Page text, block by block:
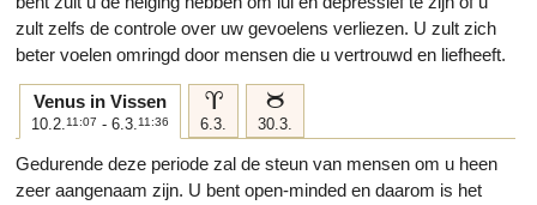
zult zelfs de controle over uw gevoelens verliezen. U zult zich
beter voelen omringd door mensen die u vertrouwd en liefheeft.
Venus in Vissen
10.2.11:07 - 6.3.11:36
a
6.3.
b
30.3.
Gedurende deze periode zal de steun van mensen om u heen
zeer aangenaam zijn. U bent open-minded en daarom is het